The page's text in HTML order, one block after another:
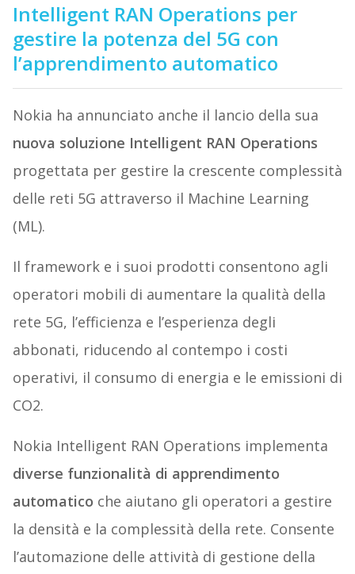
Intelligent RAN Operations per
gestire la potenza del 5G con
l’apprendimento automatico
Nokia ha annunciato anche il lancio della sua
nuova soluzione Intelligent RAN Operations
progettata per gestire la crescente complessità
delle reti 5G attraverso il Machine Learning
(ML).
Il framework e i suoi prodotti consentono agli
operatori mobili di aumentare la qualità della
rete 5G, l’efficienza e l’esperienza degli
abbonati, riducendo al contempo i costi
operativi, il consumo di energia e le emissioni di
CO2.
Nokia Intelligent RAN Operations implementa
diverse funzionalità di apprendimento
automatico che aiutano gli operatori a gestire
la densità e la complessità della rete. Consente
l’automazione delle attività di gestione della